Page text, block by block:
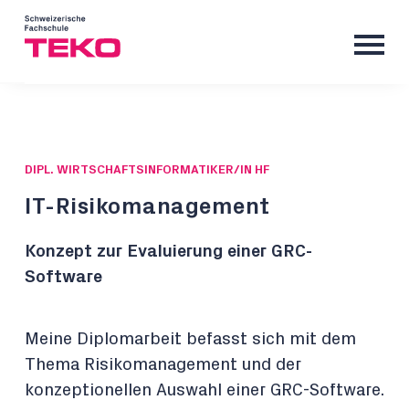
DIPL. WIRTSCHAFTSINFORMATIKER/IN HF
IT-Risikomanagement
Konzept zur Evaluierung einer GRC-
Software
Meine Diplomarbeit befasst sich mit dem
Thema Risikomanagement und der
konzeptionellen Auswahl einer GRC-Software.